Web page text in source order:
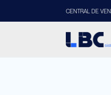
CENTRAL DE